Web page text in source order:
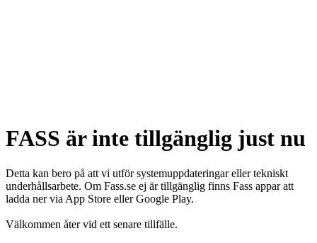
FASS är inte tillgänglig just nu
Detta kan bero på att vi utför systemuppdateringar eller tekniskt
underhållsarbete. Om Fass.se ej är tillgänglig finns Fass appar att
ladda ner via App Store eller Google Play.
Välkommen åter vid ett senare tillfälle.